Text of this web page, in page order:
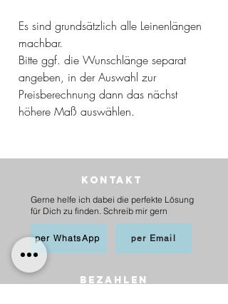
Es sind grundsätzlich alle Leinenlängen
machbar.
Bitte ggf. die Wunschlänge separat
angeben, in der Auswahl zur
Preisberechnung dann das nächst
höhere Maß auswählen.
Kontakt
Gerne helfe ich dabei die perfekte Lösung
für Dich zu finden. Schreib mir gern
per WhatsApp per Email
BEZAHLEN